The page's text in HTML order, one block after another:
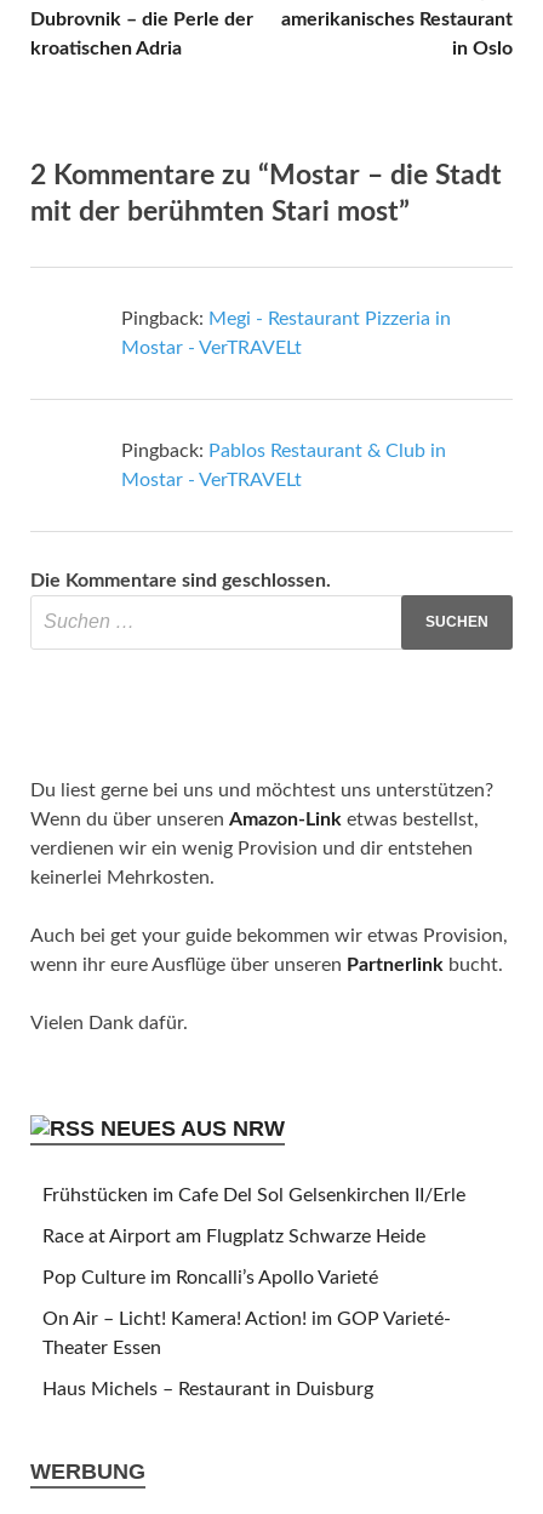
Dubrovnik – die Perle der
kroatischen Adria
amerikanisches Restaurant
in Oslo
2 Kommentare zu “Mostar – die Stadt
mit der berühmten Stari most”
Pingback: Megi - Restaurant Pizzeria in
Mostar - VerTRAVELt
Pingback: Pablos Restaurant & Club in
Mostar - VerTRAVELt
Die Kommentare sind geschlossen.
Du liest gerne bei uns und möchtest uns unterstützen?
Wenn du über unseren Amazon-Link etwas bestellst,
verdienen wir ein wenig Provision und dir entstehen
keinerlei Mehrkosten.
Auch bei get your guide bekommen wir etwas Provision,
wenn ihr eure Ausflüge über unseren Partnerlink bucht.
Vielen Dank dafür.
NEUES AUS NRW
Frühstücken im Cafe Del Sol Gelsenkirchen II/Erle
Race at Airport am Flugplatz Schwarze Heide
Pop Culture im Roncalli’s Apollo Varieté
On Air – Licht! Kamera! Action! im GOP Varieté-
Theater Essen
Haus Michels – Restaurant in Duisburg
WERBUNG